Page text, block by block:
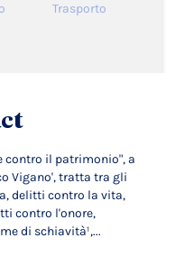
Trasporto
contro il patrimonio", a
Vigano', tratta tra gli
delitti contro la vita,
contro l'onore,
di schiavità¹,...